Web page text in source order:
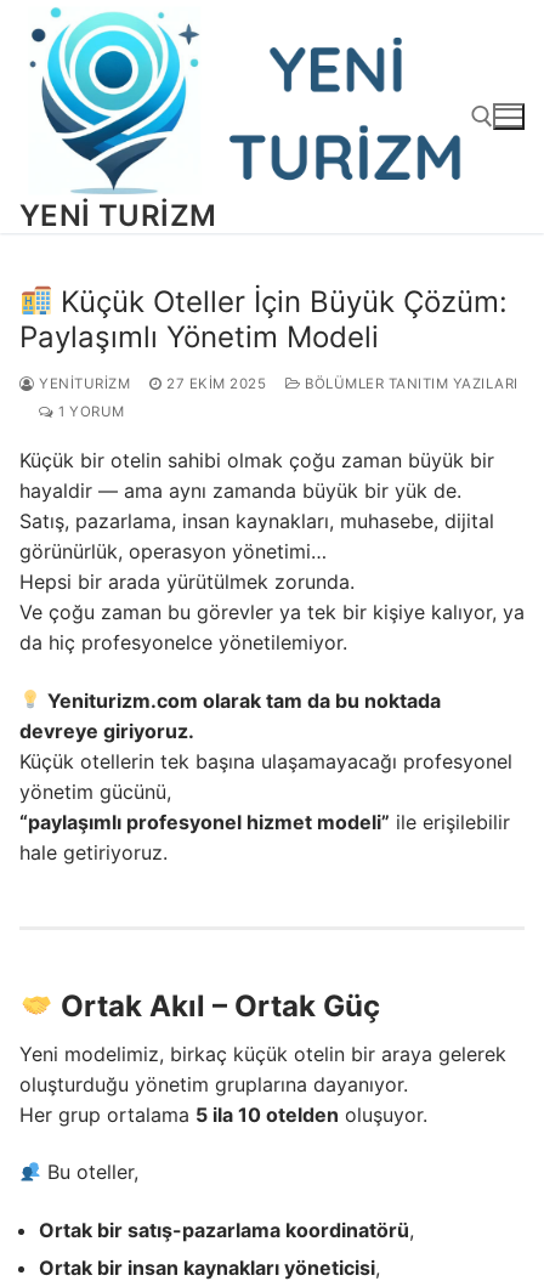
İçeriğe
atla
YENI TURIZM
Küçük Oteller İçin Büyük Çözüm:
Paylaşımlı Yönetim Modeli
YENITURIZM 27 EKIM 2025
BÖLÜMLER TANITIM YAZILARI
1 YORUM
Küçük bir otelin sahibi olmak çoğu zaman büyük bir
hayaldir — ama aynı zamanda büyük bir yük de.
Satış, pazarlama, insan kaynakları, muhasebe, dijital
görünürlük, operasyon yönetimi…
Hepsi bir arada yürütülmek zorunda.
Ve çoğu zaman bu görevler ya tek bir kişiye kalıyor, ya
da hiç profesyonelce yönetilemiyor.
Yeniturizm.com olarak tam da bu noktada
devreye giriyoruz.
Küçük otellerin tek başına ulaşamayacağı profesyonel
yönetim gücünü,
“paylaşımlı profesyonel hizmet modeli” ile erişilebilir
hale getiriyoruz.
Ortak Akıl – Ortak Güç
Yeni modelimiz, birkaç küçük otelin bir araya gelerek
oluşturduğu yönetim gruplarına dayanıyor.
Her grup ortalama 5 ila 10 otelden oluşuyor.
Bu oteller,
Ortak bir satış-pazarlama koordinatörü,
Ortak bir insan kaynakları yöneticisi,